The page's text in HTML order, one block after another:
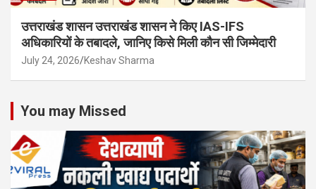
उत्तराखंड शासन उत्तराखंड शासन ने किए IAS-IFS
अधिकारियों के तबादले, जानिए किसे मिली कौन सी जिम्मेदारी
July 24, 2026 Keshav Sharma
You may Missed